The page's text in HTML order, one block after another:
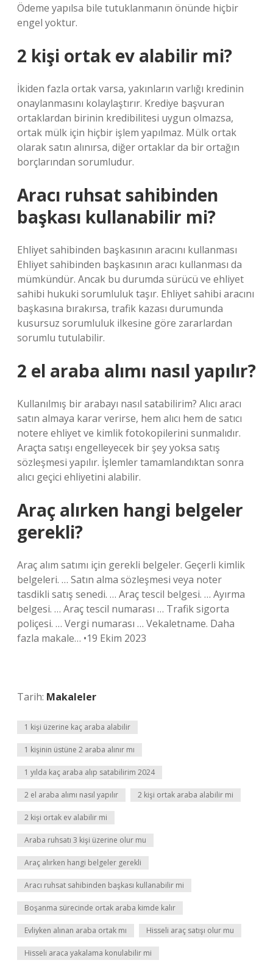
Ödeme yapılsa bile tutuklanmanın önünde hiçbir
engel yoktur.
2 kişi ortak ev alabilir mi?
İkiden fazla ortak varsa, yakınların varlığı kredinin
onaylanmasını kolaylaştırır. Krediye başvuran
ortaklardan birinin kredibilitesi uygun olmazsa,
ortak mülk için hiçbir işlem yapılmaz. Mülk ortak
olarak satın alınırsa, diğer ortaklar da bir ortağın
borçlarından sorumludur.
Aracı ruhsat sahibinden
başkası kullanabilir mi?
Ehliyet sahibinden başkasının aracını kullanması
Ehliyet sahibinden başkasının aracı kullanması da
mümkündür. Ancak bu durumda sürücü ve ehliyet
sahibi hukuki sorumluluk taşır. Ehliyet sahibi aracını
başkasına bırakırsa, trafik kazası durumunda
kusursuz sorumluluk ilkesine göre zararlardan
sorumlu tutulabilir.
2 el araba alımı nasıl yapılır?
Kullanılmış bir arabayı nasıl satabilirim? Alıcı aracı
satın almaya karar verirse, hem alıcı hem de satıcı
notere ehliyet ve kimlik fotokopilerini sunmalıdır.
Araçta satışı engelleyecek bir şey yoksa satış
sözleşmesi yapılır. İşlemler tamamlandıktan sonra
alıcı geçici ehliyetini alabilir.
Araç alırken hangi belgeler
gerekli?
Araç alım satımı için gerekli belgeler. Geçerli kimlik
belgeleri. … Satın alma sözleşmesi veya noter
tasdikli satış senedi. … Araç tescil belgesi. … Ayırma
belgesi. … Araç tescil numarası … Trafik sigorta
poliçesi. … Vergi numarası … Vekaletname. Daha
fazla makale… •19 Ekim 2023
Tarih: Makaleler
1 kişi üzerine kaç araba alabilir
1 kişinin üstüne 2 araba alınır mı
1 yılda kaç araba alıp satabilirim 2024
2 el araba alımı nasıl yapılır 2 kişi ortak araba alabilir mi
2 kişi ortak ev alabilir mi
Araba ruhsatı 3 kişi üzerine olur mu
Araç alırken hangi belgeler gerekli
Aracı ruhsat sahibinden başkası kullanabilir mi
Boşanma sürecinde ortak araba kimde kalır
Evliyken alınan araba ortak mı Hisseli araç satışı olur mu
Hisseli araca yakalama konulabilir mi